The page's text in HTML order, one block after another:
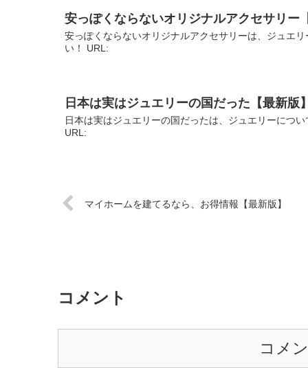
安っぽくならないオリジナルアクセサリー
安っぽくならないオリジナルアクセサリーは、ジュエ
い！ URL:
日本は実はジュエリーの国だった【最新版】
日本は実はジュエリーの国だったは、ジュエリーにつ
URL:
マイホームを建てるなら、お得情報【最新版】
コメント
コメ